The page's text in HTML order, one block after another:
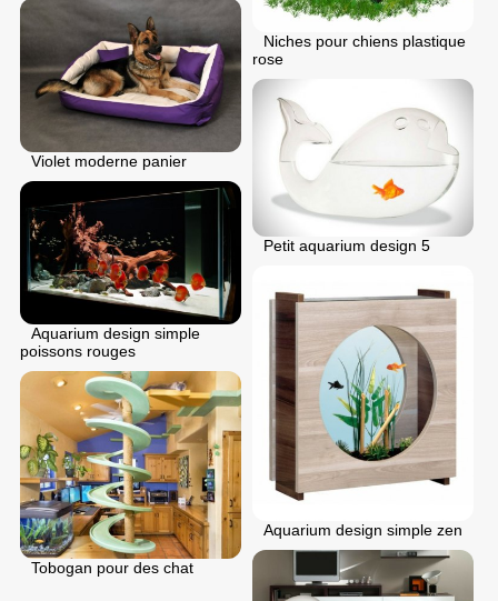
Niches pour chiens plastique
rose
Violet moderne panier
Petit aquarium design 5
Aquarium design simple
poissons rouges
Aquarium design simple zen
Tobogan pour des chat